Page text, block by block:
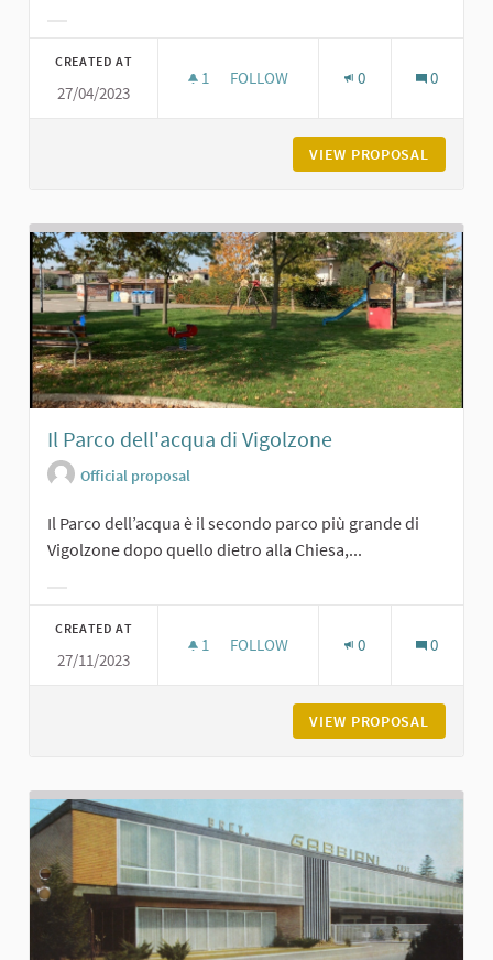
CREATED AT
27/04/2023
1 1 FOLLOWER
FOLLOW 0 0
VIEW PROPOSAL
Il Parco dell'acqua di Vigolzone
Official proposal
Il Parco dell’acqua è il secondo parco più grande di
Vigolzone dopo quello dietro alla Chiesa,...
CREATED AT
27/11/2023
1 1 FOLLOWER
FOLLOW 0 0
VIEW PROPOSAL